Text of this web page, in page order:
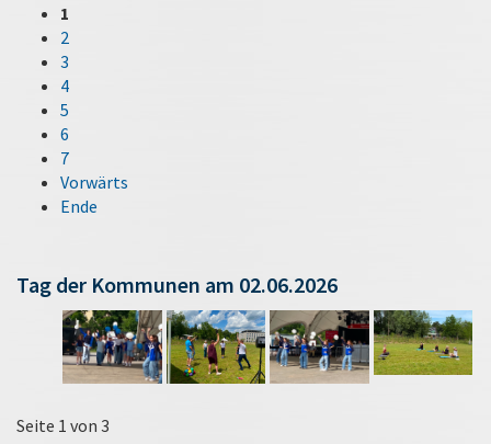
1
2
3
4
5
6
7
Vorwärts
Ende
Tag der Kommunen am 02.06.2026
Seite 1 von 3